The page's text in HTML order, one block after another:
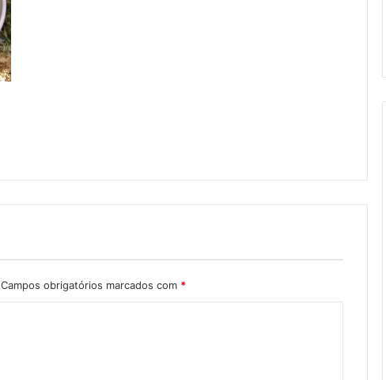
Campos obrigatórios marcados com *